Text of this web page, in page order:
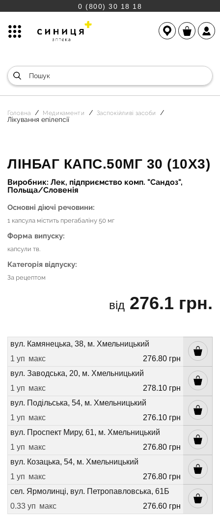
0 (800) 30 18 18
Головна Медикаменти Заспокійливі засоби
Лікування епілепсії
ЛІНБАГ КАПС.50МГ 30 (10Х3)
Виробник: Лек, підприємство комп. "Сандоз",
Польща/Словенія
Основні діючі речовини:
1 капсула містить прегабаліну 50 мг
Форма випуску:
капсули тв.
Категорія відпуску:
За рецептом
від 276.1 грн.
вул. Камянецька, 38, м. Хмельницький
1 уп макс
276.80 грн
вул. Заводська, 20, м. Хмельницький
1 уп макс
278.10 грн
вул. Подільська, 54, м. Хмельницький
1 уп макс
276.10 грн
вул. Проспект Миру, 61, м. Хмельницький
1 уп макс
276.80 грн
вул. Козацька, 54, м. Хмельницький
1 уп макс
276.80 грн
сел. Ярмолинці, вул. Петропавловська, 61Б
0.33 уп макс 276.60 грн